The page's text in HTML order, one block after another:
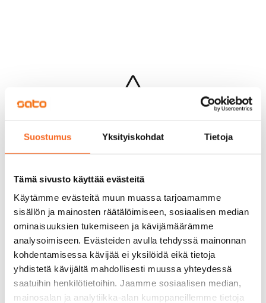
Suostumus Yksityiskohdat Tietoja
Tämä sivusto käyttää evästeitä
Käytämme evästeitä muun muassa tarjoamamme
sisällön ja mainosten räätälöimiseen, sosiaalisen median
ominaisuuksien tukemiseen ja kävijämäärämme
analysoimiseen. Evästeiden avulla tehdyssä mainonnan
kohdentamisessa kävijää ei yksilöidä eikä tietoja
yhdistetä kävijältä mahdollisesti muussa yhteydessä
saatuihin henkilötietoihin. Jaamme sosiaalisen median,
mainosalan ja analytiikka-alan kumppaneillemme tietoja
Hups...
Jotakin meni pieleen sivun lataamisessa